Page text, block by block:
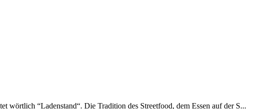
wörtlich “Ladenstand“. Die Tradition des Streetfood, dem Essen auf der S...